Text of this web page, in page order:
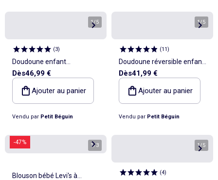
1/5
(3)
Doudoune enfant
imperméable doublée
polaire avec capuche Tao
Dès46,99 €
Ajouter au panier
Vendu par Petit Béguin
1/5
(11)
Doudoune réversible enfant
imperméable avec capuche
Constellation
Dès41,99 €
Ajouter au panier
Vendu par Petit Béguin
-47% 1/3
Blouson bébé Levi's à
1/5
(4)